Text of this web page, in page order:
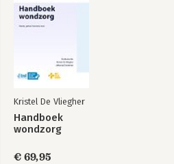
Kristel De Vliegher
Handboek
wondzorg
€ 69,95